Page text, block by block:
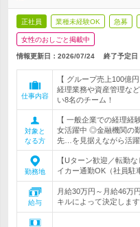
正社員 業種未経験OK 急募
女性のおしごと掲載中
情報更新日：2026/07/24 終了予定日
仕事内容
【 グループ売上100億
経理業務や資産管理な
い8名のチーム！
対象と
なる方
【 一般企業での経理
女活躍中 ◎金融機関の
先…を見据えながら活躍
勤務地
【Uターン歓迎／転勤
イカー通勤OK（社員駐
給与
月給30万円～月給46万
キルによって決定しま